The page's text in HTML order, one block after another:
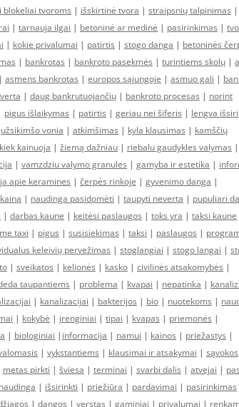
blokeliai tvoroms | išskirtinė tvora | straipsnių talpinimas |
| tarnauja ilgai | betoninė ar medinė | pasirinkimas |
| kokie privalumai | patirtis | stogo danga | betoninės
| bankrotas | bankroto pasekmės | turintiems skolų |
| asmens bankrotas | europos sąjungoje | asmuo gali |
| daug bankrutuojančių | bankroto procesas | norint
pigus išlaikymas | patirtis | geriau nei šiferis | lengva
užsikimšo vonia | atkimšimas | kyla klausimas | kamščių
kiek kainuoja | žiemą dažniau | riebalu gaudykles valymas |
| vamzdziu valymo granules | gamyba ir estetika |
apie keramines | čerpės rinkoje | gyvenimo danga |
kaina | naudinga pasidomėti | taupyti neverta | pupuliari
| darbas kaune | keitėsi paslaugos | toks yra | taksi kaune
taxi | pigus | susisiekimas | taksi | paslaugos |
keleivių pervežimas | stoglangiai | stogo langai |
| sveikatos | kelionės | kasko | civilinės atsakomybės |
taupantiems | problema | kvapai | nepatinka |
| kanalizacijai | bakterijos | bio | nuotekoms |
| kokybė | įrenginiai | tipai | kvapas | priemonės |
| biologiniai | informacija | namui | kainos | priežastys |
| vykstantiems | klausimai ir atsakymai | sąvokos
metas pirkti | šviesa | terminai | svarbi dalis | atvejai |
naudinga | išsirinkti | priežiūra | pardavimai | pasirinkimas
| dangos | verstas | gaminiai | privalumai |